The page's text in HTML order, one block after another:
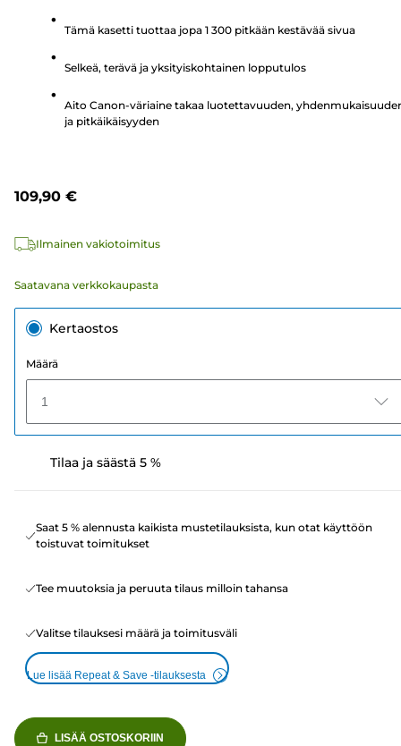
Tämä kasetti tuottaa jopa 1 300 pitkään kestävää sivua
Selkeä, terävä ja yksityiskohtainen lopputulos
Aito Canon-väriaine takaa luotettavuuden,
ja pitkäikäisyyden
109,90 €
Ilmainen vakiotoimitus
Saatavana verkkokaupasta
Kertaostos
Määrä
1
Tilaa ja säästä 5 %
Saat 5 % alennusta kaikista mustetilauksista, kun otat käyttöön
toistuvat toimitukset
Tee muutoksia ja peruuta tilaus milloin tahansa
Valitse tilauksesi määrä ja toimitusväli
Lue lisää Repeat & Save -tilauksesta
LISÄÄ OSTOSKORIIN